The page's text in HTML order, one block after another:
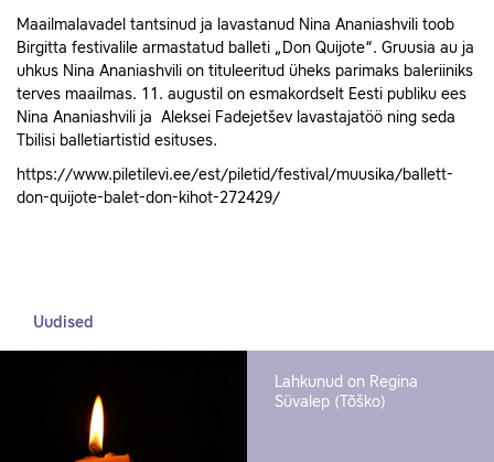
Maailmalavadel tantsinud ja lavastanud Nina Ananiashvili toob
Birgitta festivalile armastatud balleti „Don Quijote“. Gruusia au ja
uhkus Nina Ananiashvili on tituleeritud üheks parimaks baleriiniks
terves maailmas. 11. augustil on esmakordselt Eesti publiku ees
Nina Ananiashvili ja Aleksei Fadejetšev lavastajatöö ning seda
Tbilisi balletiartistid esituses.
https://www.piletilevi.ee/est/piletid/festival/muusika/ballett-
don-quijote-balet-don-kihot-272429/
Uudised
Lahkunud on Regina
Süvalep (Tõško)